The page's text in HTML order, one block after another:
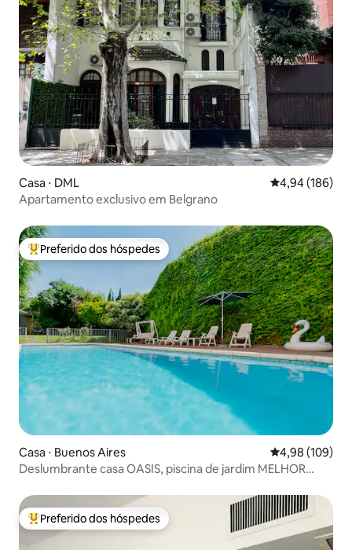
Casa ⋅ DML 4,94 de uma
4,94 (186)
Apartamento exclusivo em Belgrano
Entre os melhores preferidos dos hóspedes
Preferido dos hóspedes
Casa ⋅ Buenos Aires 4,98 de uma
4,98 (109)
Deslumbrante casa OASIS, piscina de jardim MELHOR
Entre os melhores preferidos dos hóspedes
Preferido dos hóspedes